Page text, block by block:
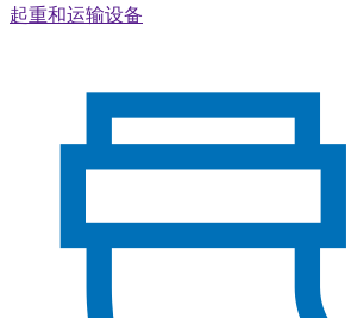
起重和运输设备